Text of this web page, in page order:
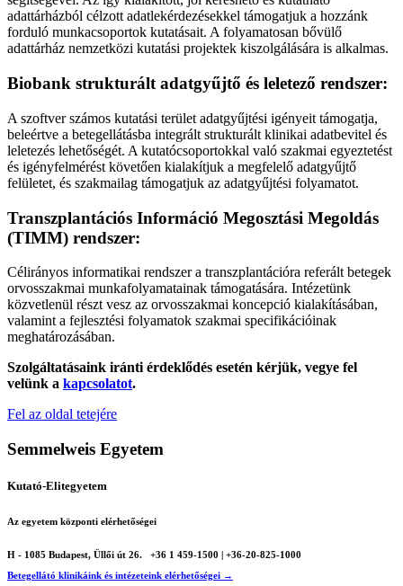
adattárházból célzott adatlekérdezésekkel támogatjuk a hozzánk
forduló munkacsoportok kutatásait. A folyamatosan bővülő
adattárház nemzetközi kutatási projektek kiszolgálására is alkalmas.
Biobank strukturált adatgyűjtő és leletező rendszer:
A szoftver számos kutatási terület adatgyűjtési igényeit támogatja,
beleértve a betegellátásba integrált strukturált klinikai adatbevitel és
leletezés lehetőségét. A kutatócsoportokkal való szakmai egyeztetést
és igényfelmérést követően kialakítjuk a megfelelő adatgyűjtő
felületet, és szakmailag támogatjuk az adatgyűjtési folyamatot.
Transzplantációs Információ Megosztási Megoldás
(TIMM) rendszer:
Célirányos informatikai rendszer a transzplantációra referált betegek
orvosszakmai munkafolyamatainak támogatására. Intézetünk
közvetlenül részt vesz az orvosszakmai koncepció kialakításában,
valamint a fejlesztési folyamatok szakmai specifikációinak
meghatározásában.
Szolgáltatásaink iránti érdeklődés esetén kérjük, vegye fel
velünk a kapcsolatot.
Fel az oldal tetejére
Semmelweis Egyetem
Kutató-Elitegyetem
Az egyetem központi elérhetőségei
H - 1085 Budapest, Üllői út 26.
+36 1 459-1500 | +36-20-825-1000
Betegellátó klinikáink és intézeteink elérhetőségei →